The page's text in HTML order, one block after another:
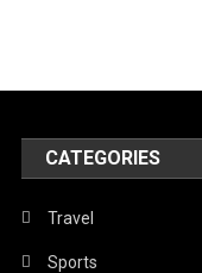
CATEGORIES
Travel
Sports